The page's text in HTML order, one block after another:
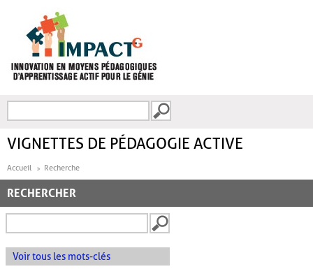
FORMULAIRE DE
VIGNETTES DE PÉDAGOGIE ACTIVE
Accueil Recherche
RECHERCHER
Voir tous les mots-clés